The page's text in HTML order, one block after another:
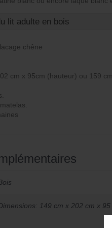
lit adulte en bois
chêne
cm x 95cm (hauteur) ou 159
149 cm x 202 cm x 95